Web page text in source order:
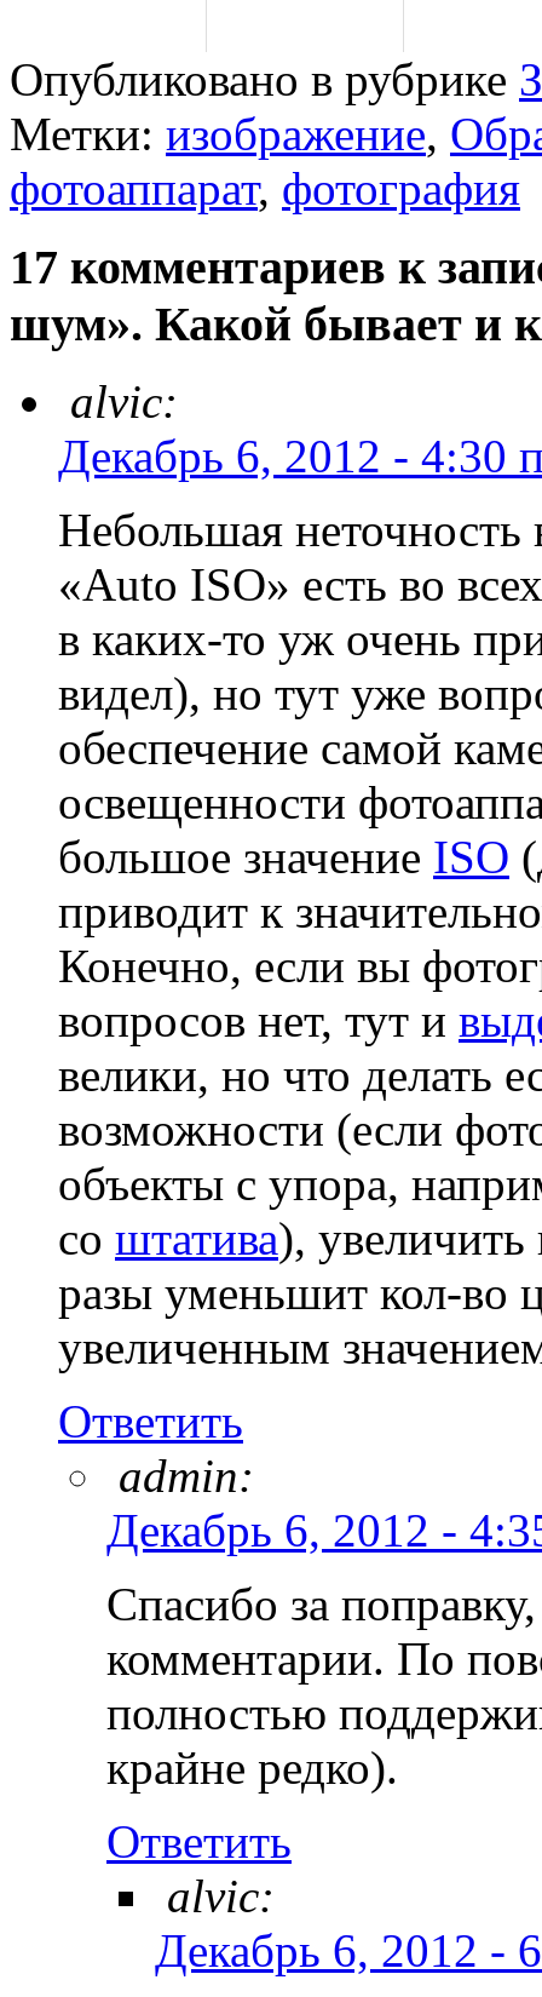
Опубликовано в рубрике
Метки: изображение,
фотоаппарат, фотография
17 комментариев к
шум». Какой бывает и
alvic:
Декабрь 6, 2012 - 4:30
Небольшая
«Auto ISO» есть во
в каких-то уж очень
видел), но тут уже
обеспечение самой
освещенности
большое значение ISO
приводит к
Конечно, если вы
вопросов нет, тут и
велики, но что делать
возможности (если
объекты с упора,
со штатива),
разы уменьшит кол-во
увеличенным
Ответить
admin:
Декабрь 6, 2012 -
Спасибо за
комментарии. По
полностью
крайне редко).
Ответить
alvic:
Декабрь 6, 2012 -